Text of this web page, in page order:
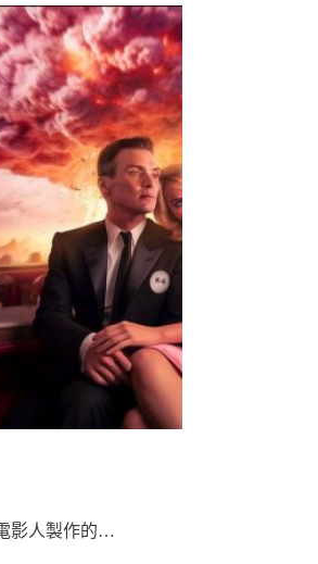
影人製作的…